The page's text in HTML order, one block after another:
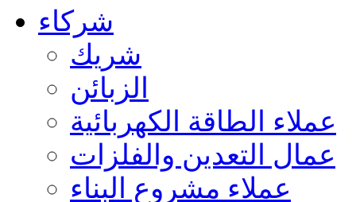
شركاء
شريك
الزبائن
عملاء الطاقة الكهربائية
عمال التعدين والفلزات
عملاء مشروع البناء